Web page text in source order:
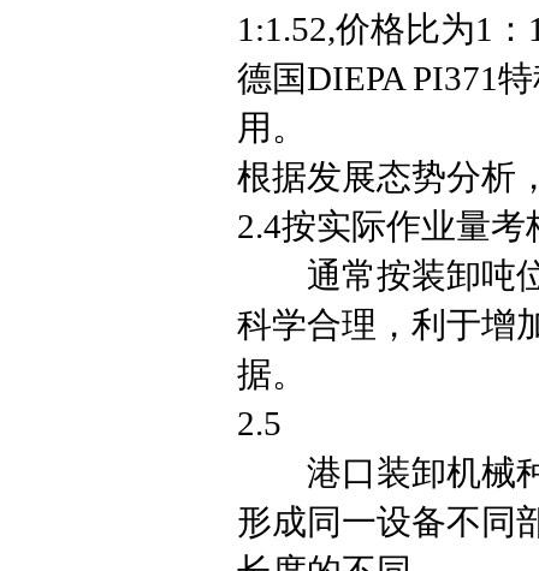
1:1.52,价格比为1：
德国DIEPA PI371
用。
根据发展态势分析
2.4按实际作业量
通常按装卸吨位
科学合理，利于增
据。
2.5
港口装卸机械种
形成同一设备不同